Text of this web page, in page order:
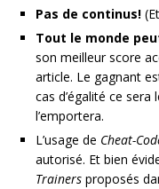
Pas de continus!
Tout le monde
son meilleur score
article. Le gagnant
cas d’égalité ce
l’emportera.
L’usage de Cheat-
autorisé. Et bien
Trainers proposés